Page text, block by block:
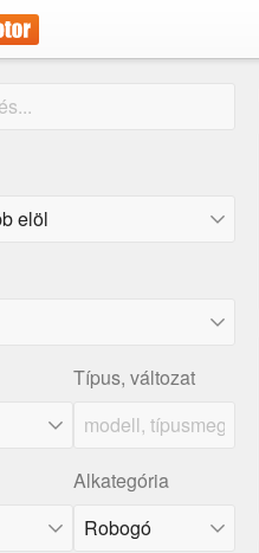
Típus, változat
Alkategória